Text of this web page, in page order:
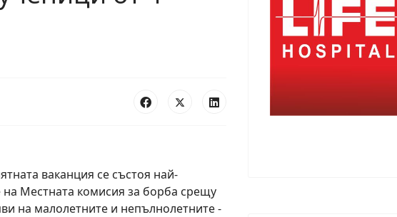
ваканция се състоя най-
на Местната комисия за борба срещу
на малолетните и непълнолетните -